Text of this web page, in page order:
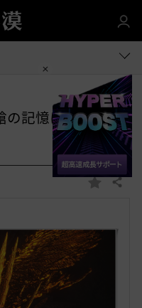
の記憶に
お
入
共有する